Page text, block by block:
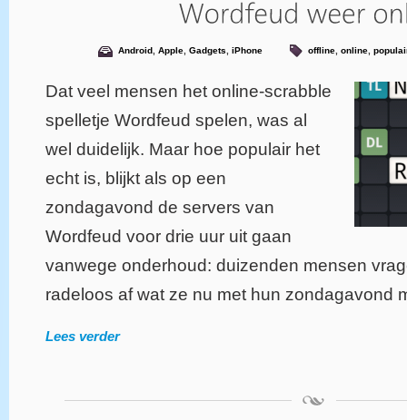
Android, Apple, Gadgets, iPhone offline, online,
Dat veel mensen het online-scrabble
spelletje Wordfeud spelen, was al
wel duidelijk. Maar hoe populair het
echt is, blijkt als op een
zondagavond de servers van
Wordfeud voor drie uur uit gaan
vanwege onderhoud: duizenden mensen
radeloos af wat ze nu met hun zondagavond
Lees verder